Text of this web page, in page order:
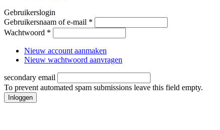
Gebruikerslogin
Gebruikersnaam of e-mail *
Wachtwoord *
Nieuw account aanmaken
Nieuw wachtwoord aanvragen
secondary email
To prevent automated spam submissions leave this field empty.